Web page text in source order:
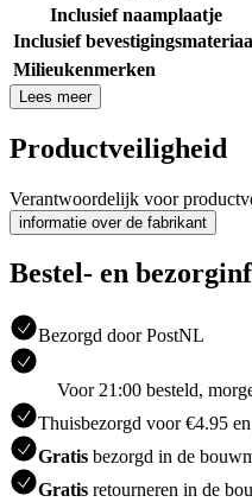
Inclusief naamplaatje
Inclusief
Milieukenmerken
Lees meer
Productveiligheid
Verantwoordelijk voor
informatie over de fabrikant
Bestel- en
Bezorgd door PostNL
Voor 21:00 besteld,
Thuisbezorgd voor €4.95
Gratis bezorgd in de
Gratis retourneren in de